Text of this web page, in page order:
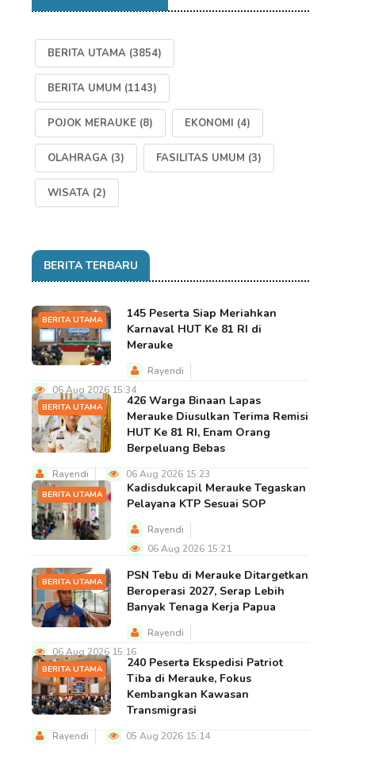
BERITA UTAMA (3854)
BERITA UMUM (1143)
POJOK MERAUKE (8) EKONOMI (4)
OLAHRAGA (3) FASILITAS UMUM (3)
WISATA (2)
BERITA TERBARU
BERITA UTAMA
145 Peserta Siap Meriahkan
Karnaval HUT Ke 81 RI di
Merauke
Rayendi
06 Aug 2026 15:34
BERITA UTAMA
426 Warga Binaan Lapas
Merauke Diusulkan Terima Remisi
HUT Ke 81 RI, Enam Orang
Berpeluang Bebas
Rayendi 06 Aug 2026 15:23
BERITA UTAMA
Kadisdukcapil Merauke Tegaskan
Pelayana KTP Sesuai SOP
Rayendi
06 Aug 2026 15:21
BERITA UTAMA
PSN Tebu di Merauke Ditargetkan
Beroperasi 2027, Serap Lebih
Banyak Tenaga Kerja Papua
Rayendi
06 Aug 2026 15:16
BERITA UTAMA
240 Peserta Ekspedisi Patriot
Tiba di Merauke, Fokus
Kembangkan Kawasan
Transmigrasi
Rayendi 05 Aug 2026 15:14